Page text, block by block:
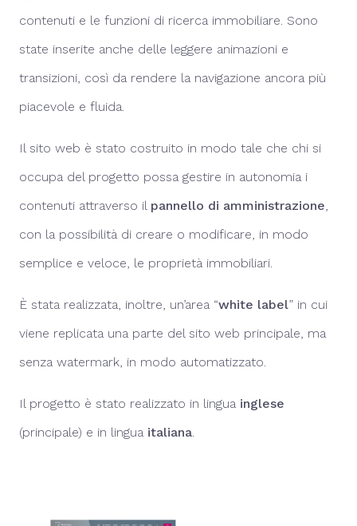
contenuti e le funzioni di ricerca immobiliare. Sono
state inserite anche delle leggere animazioni e
transizioni, così da rendere la navigazione ancora più
piacevole e fluida.
Il sito web è stato costruito in modo tale che chi si
occupa del progetto possa gestire in autonomia i
contenuti attraverso il pannello di amministrazione,
con la possibilità di creare o modificare, in modo
semplice e veloce, le proprietà immobiliari.
È stata realizzata, inoltre, un’area “white label” in cui
viene replicata una parte del sito web principale, ma
senza watermark, in modo automatizzato.
Il progetto è stato realizzato in lingua inglese
(principale) e in lingua italiana.